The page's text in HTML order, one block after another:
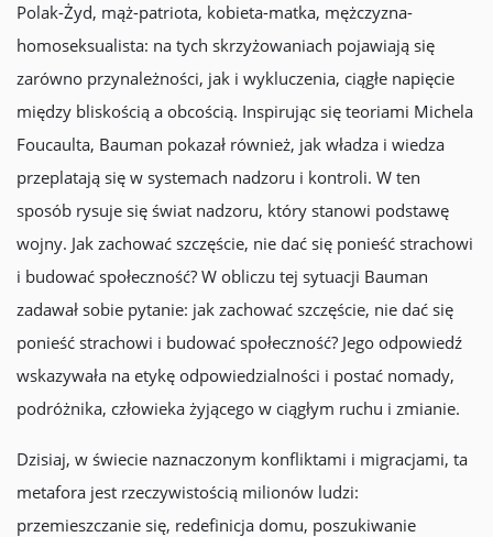
Polak-Żyd, mąż-patriota, kobieta-matka, mężczyzna-
homoseksualista: na tych skrzyżowaniach pojawiają się
zarówno przynależności, jak i wykluczenia, ciągłe napięcie
między bliskością a obcością. Inspirując się teoriami Michela
Foucaulta, Bauman pokazał również, jak władza i wiedza
przeplatają się w systemach nadzoru i kontroli. W ten
sposób rysuje się świat nadzoru, który stanowi podstawę
wojny. Jak zachować szczęście, nie dać się ponieść strachowi
i budować społeczność? W obliczu tej sytuacji Bauman
zadawał sobie pytanie: jak zachować szczęście, nie dać się
ponieść strachowi i budować społeczność? Jego odpowiedź
wskazywała na etykę odpowiedzialności i postać nomady,
podróżnika, człowieka żyjącego w ciągłym ruchu i zmianie.
Dzisiaj, w świecie naznaczonym konfliktami i migracjami, ta
metafora jest rzeczywistością milionów ludzi:
przemieszczanie się, redefinicja domu, poszukiwanie